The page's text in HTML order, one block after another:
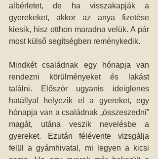
albérletet, de ha visszakapják a
gyerekeket, akkor az anya fizetése
kiesik, hisz otthon maradna velük. A pár
most külső segítségben reménykedik.
Mindkét családnak egy hónapja van
rendezni körülményeket és lakást
találni. Először ugyanis ideiglenes
hatállyal helyezik el a gyereket, egy
hónapja van a családnak „összeszedni”
magát, utána veszik nevelésbe a
gyereket. Ezután félévente vizsgálja
felül a gyámhivatal, mi legyen a kicsi